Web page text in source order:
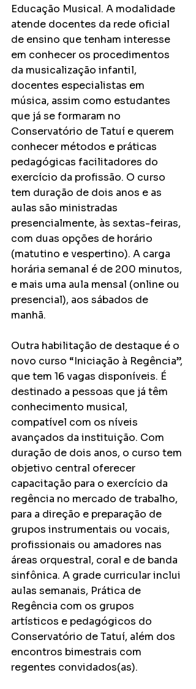
Educação Musical. A modalidade
atende docentes da rede oficial
de ensino que tenham interesse
em conhecer os procedimentos
da musicalização infantil,
docentes especialistas em
música, assim como estudantes
que já se formaram no
Conservatório de Tatuí e querem
conhecer métodos e práticas
pedagógicas facilitadores do
exercício da profissão. O curso
tem duração de dois anos e as
aulas são ministradas
presencialmente, às sextas-feiras,
com duas opções de horário
(matutino e vespertino). A carga
horária semanal é de 200 minutos,
e mais uma aula mensal (online ou
presencial), aos sábados de
manhã.
Outra habilitação de destaque é o
novo curso “Iniciação à Regência”,
que tem 16 vagas disponíveis. É
destinado a pessoas que já têm
conhecimento musical,
compatível com os níveis
avançados da instituição. Com
duração de dois anos, o curso tem
objetivo central oferecer
capacitação para o exercício da
regência no mercado de trabalho,
para a direção e preparação de
grupos instrumentais ou vocais,
profissionais ou amadores nas
áreas orquestral, coral e de banda
sinfônica. A grade curricular inclui
aulas semanais, Prática de
Regência com os grupos
artísticos e pedagógicos do
Conservatório de Tatuí, além dos
encontros bimestrais com
regentes convidados(as).